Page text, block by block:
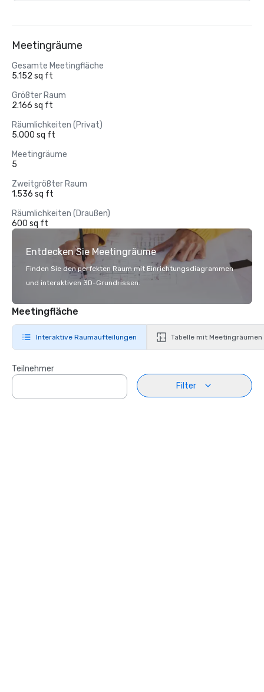
Meetingräume
Gesamte Meetingfläche
5.152 sq ft
Größter Raum
2.166 sq ft
Räumlichkeiten (Privat)
5.000 sq ft
Meetingräume
5
Zweitgrößter Raum
1.536 sq ft
Räumlichkeiten (Draußen)
600 sq ft
Entdecken Sie Meetingräume
Finden Sie den perfekten Raum mit Einrichtungsdiagrammen
und interaktiven 3D-Grundrissen.
Meetingfläche
Interaktive Raumaufteilungen Tabelle mit Meetingräumen
Teilnehmer
Filter